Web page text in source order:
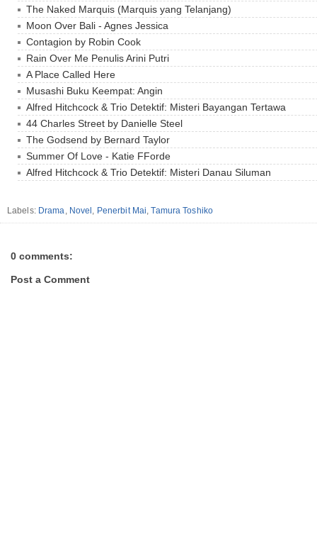
The Naked Marquis (Marquis yang Telanjang)
Moon Over Bali - Agnes Jessica
Contagion by Robin Cook
Rain Over Me Penulis Arini Putri
A Place Called Here
Musashi Buku Keempat: Angin
Alfred Hitchcock & Trio Detektif: Misteri Bayangan Tertawa
44 Charles Street by Danielle Steel
The Godsend by Bernard Taylor
Summer Of Love - Katie FForde
Alfred Hitchcock & Trio Detektif: Misteri Danau Siluman
Labels: Drama, Novel , Penerbit Mai,Tamura Toshiko
0 comments:
Post a Comment